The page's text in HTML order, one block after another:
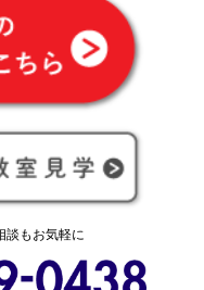
談もお気軽に